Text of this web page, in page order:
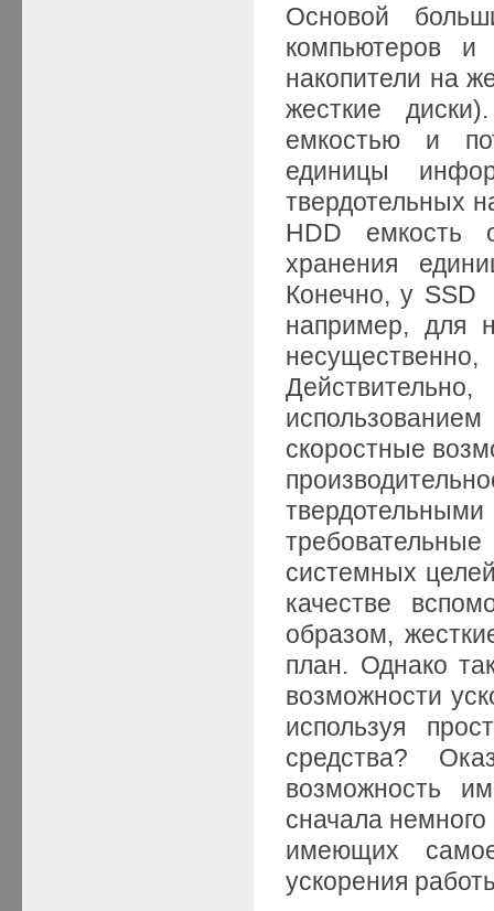
Основой
компьютеров и
накопители на
жесткие
емкостью и
единицы
твердотельных
HDD емкость
хранения
Конечно, у SSD
например, для
скоростные
системных
качестве
образом,
план. Однако
возможности
используя
средства?
возможность
сначала
имеющих
ускорения